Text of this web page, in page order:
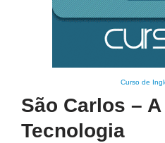
Curso de
São Carlos –
Tecnologia